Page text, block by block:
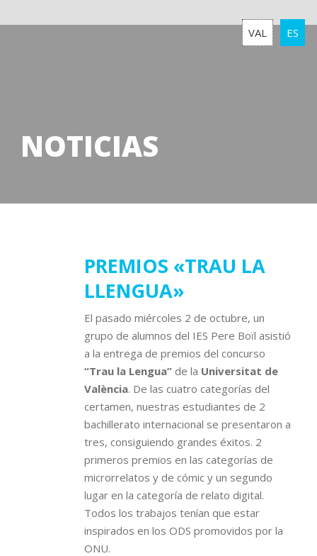
VAL ES
NOTICIAS
PREMIOS «TRAU LA
LLENGUA»
El pasado miércoles 2 de octubre, un
grupo de alumnos del IES Pere Boïl asistió
a la entrega de premios del concurso
“Trau la Lengua” de la Universitat de
València. De las cuatro categorías del
certamen, nuestras estudiantes de 2
bachillerato internacional se presentaron a
tres, consiguiendo grandes éxitos. 2
primeros premios en las categorías de
microrrelatos y de cómic y un segundo
lugar en la categoría de relato digital.
Todos los trabajos tenían que estar
inspirados en los ODS promovidos por la
ONU.